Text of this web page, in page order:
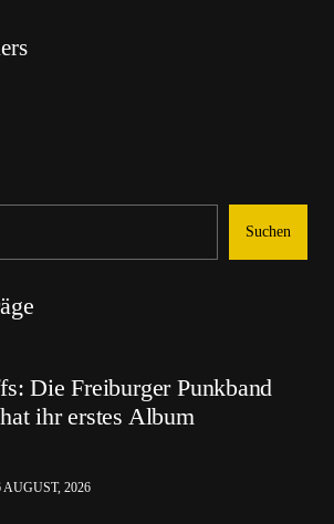
Suchen
Die Freiburger Punkband
ihr erstes Album
AUGUST, 2026